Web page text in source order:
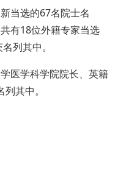
当选的67名院士名
有18位外籍专家当选
列其中。
医学科学院院长、英籍
其中。